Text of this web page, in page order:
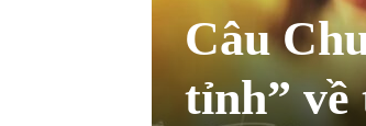
Câu
tỉnh” về